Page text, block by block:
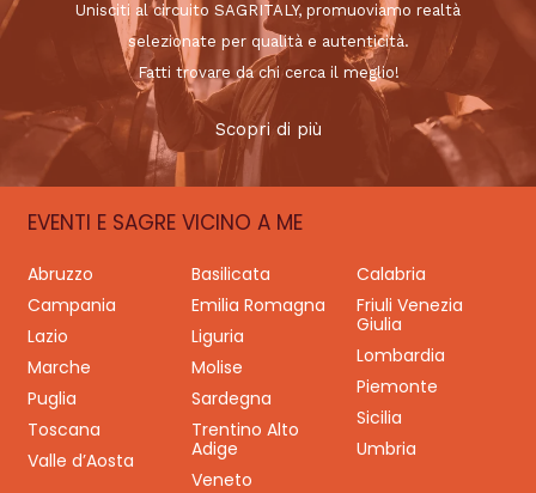
Unisciti al circuito SAGRITALY, promuoviamo realtà
selezionate per qualità e autenticità.
Fatti trovare da chi cerca il meglio!
Scopri di più
EVENTI E SAGRE VICINO A ME
Abruzzo Basilicata
Calabria
Campania
Emilia Romagna
Friuli Venezia
Giulia
Lazio
Liguria
Lombardia
Marche
Molise
Piemonte
Puglia
Sardegna
Sicilia
Toscana
Trentino Alto
Adige
Umbria
Valle d’Aosta
Veneto